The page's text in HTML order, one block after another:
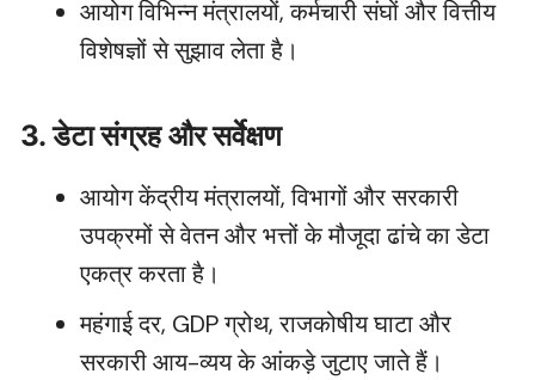
आयोग विभिन्न मंत्रालयों, कर्मचारी संघों और वित्तीय
विशेषज्ञों से सुझाव लेता है।
3. डेटा संग्रह और सर्वेक्षण
आयोग केंद्रीय मंत्रालयों, विभागों और सरकारी
उपक्रमों से वेतन और भत्तों के मौजूदा ढांचे का डेटा
एकत्र करता है।
महंगाई दर, GDP ग्रोथ, राजकोषीय घाटा और
सरकारी आय-व्यय के आंकड़े जुटाए जाते हैं।